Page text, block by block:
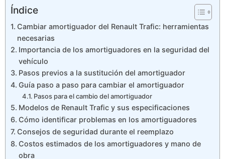
Índice
Cambiar amortiguador del Renault Trafic: herramientas
necesarias
Importancia de los amortiguadores en la seguridad del
vehículo
Pasos previos a la sustitución del amortiguador
Guía paso a paso para cambiar el amortiguador
Pasos para el cambio del amortiguador
Modelos de Renault Trafic y sus especificaciones
Cómo identificar problemas en los amortiguadores
Consejos de seguridad durante el reemplazo
Costos estimados de los amortiguadores y mano de
obra